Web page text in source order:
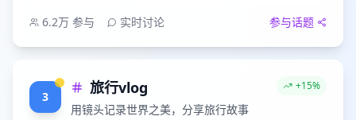
6.2万 参与 实时讨论 参与话题
3 旅行vlog
用镜头记录世界之美，分享旅行故事
+15%